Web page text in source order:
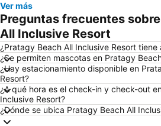
Ver más
Preguntas frecuentes
All Inclusive Resort
¿Pratagy Beach All Inclusive Resort tiene
¿Se permiten mascotas en Pratagy
¿Hay estacionamiento disponible en
Resort?
¿A qué hora es el check-in y check-out
Inclusive Resort?
¿Dónde se ubica Pratagy Beach All